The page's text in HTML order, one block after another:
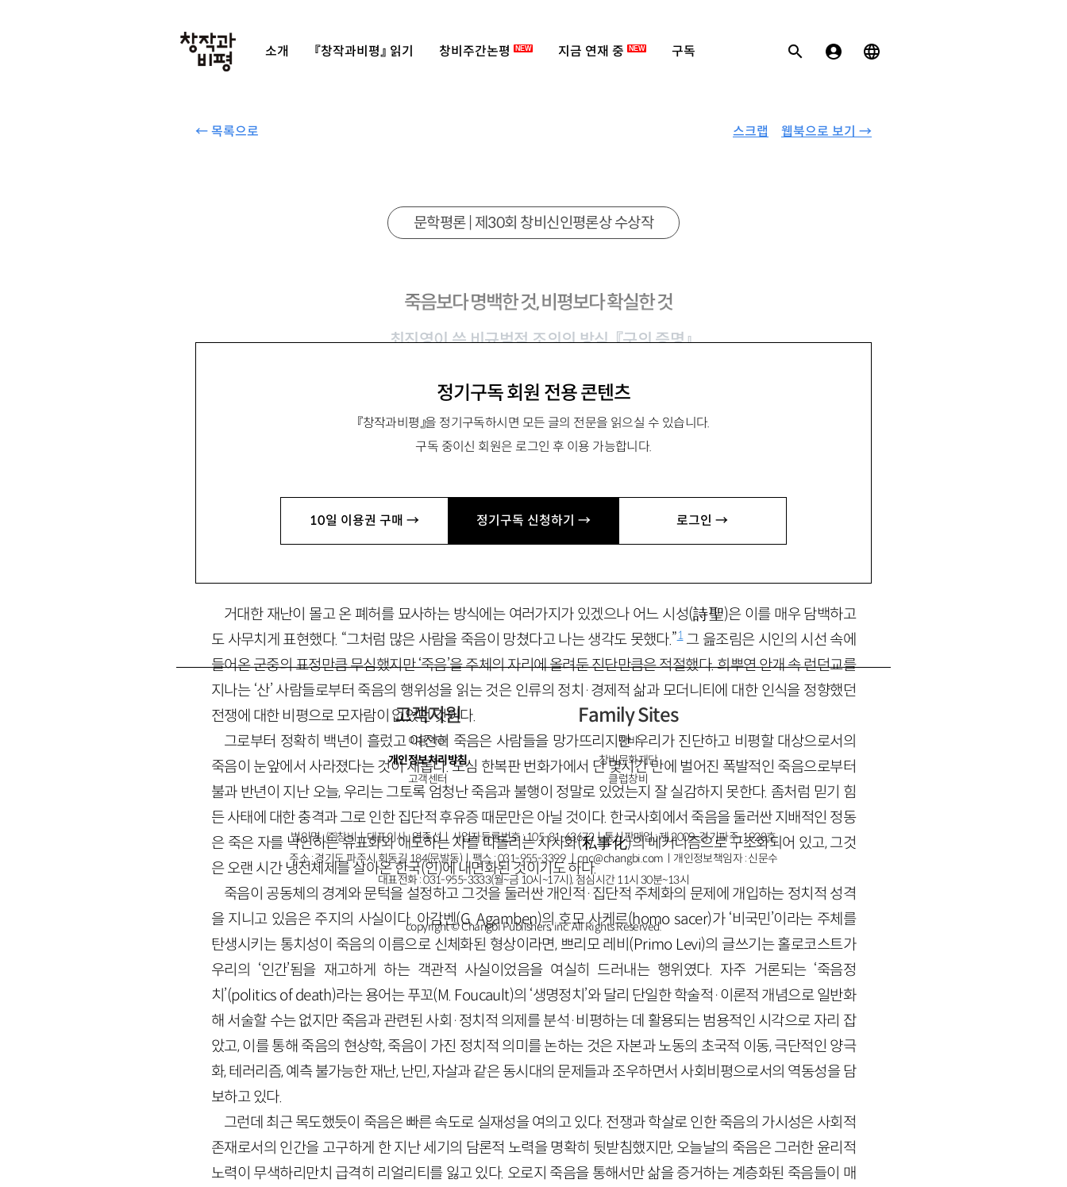
소개 『창작과비평』 읽기 창비주간논평 NEW 지금 연재 중 NEW 구독
← 목록으로 웹북으로 보기 →
스크랩
정기구독 회원 전용 콘텐츠
『창작과비평』을 정기구독하시면 모든 글의 전문을 읽으실 수 있습니다.
구독 중이신 회원은 로그인 후 이용 가능합니다.
10일 이용권 구매 → 정기구독 신청하기 → 로그인 →
문학평론 | 제30회 창비신인평론상 수상작
죽음보다 명백한 것, 비평보다 확실한 것
최진영이 쓴 비규범적 조의의 방식, 『구의 증명』
거대한 재난이 몰고 온 폐허를 묘사하는 방식에는 여러가지가 있겠으나 어느 시성(詩聖)은 이를 매우 담백하고
도 사무치게 표현했다. “그처럼 많은 사람을 죽음이 망쳤다고 나는 생각도 못했다.”1그 읊조림은 시인의 시선 속에
들어온 군중의 표정만큼 무심했지만 ‘죽음’을 주체의 자리에 올려둔 진단만큼은 적절했다. 희뿌연 안개 속 런던교를
지나는 ‘산’ 사람들로부터 죽음의 행위성을 읽는 것은 인류의 정치·경제적 삶과 모더니티에 대한 인식을 정향했던
전쟁에 대한 비평으로 모자람이 없었던 것이다.
그로부터 정확히 백년이 흘렀고 여전히 죽음은 사람들을 망가뜨리지만 우리가 진단하고 비평할 대상으로서의
죽음이 눈앞에서 사라졌다는 것이 새롭다. 도심 한복판 번화가에서 단 몇시간 만에 벌어진 폭발적인 죽음으로부터
불과 반년이 지난 오늘, 우리는 그토록 엄청난 죽음과 불행이 정말로 있었는지 잘 실감하지 못한다. 좀처럼 믿기 힘
든 사태에 대한 충격과 그로 인한 집단적 후유증 때문만은 아닐 것이다. 한국사회에서 죽음을 둘러싼 지배적인 정동
은 죽은 자를 낙인하는 유표화와 애도하는 자를 따돌리는 사사화(私事化)의 메커니즘으로 구조화되어 있고, 그것
은 오랜 시간 냉전체제를 살아온 한국(인)에 내면화된 것이기도 하다.
죽음이 공동체의 경계와 문턱을 설정하고 그것을 둘러싼 개인적·집단적 주체화의 문제에 개입하는 정치적 성격
을 지니고 있음은 주지의 사실이다. 아감벤(G. Agamben)의 호모 사케르(homo sacer)가 ‘비국민’이라는 주체를
탄생시키는 통치성이 죽음의 이름으로 신체화된 형상이라면, 쁘리모 레비(Primo Levi)의 글쓰기는 홀로코스트가
우리의 ‘인간’됨을 재고하게 하는 객관적 사실이었음을 여실히 드러내는 행위였다. 자주 거론되는 ‘죽음정
치’(politics of death)라는 용어는 푸꼬(M. Foucault)의 ‘생명정치’와 달리 단일한 학술적·이론적 개념으로 일반화
해 서술할 수는 없지만 죽음과 관련된 사회·정치적 의제를 분석·비평하는 데 활용되는 범용적인 시각으로 자리 잡
았고, 이를 통해 죽음의 현상학, 죽음이 가진 정치적 의미를 논하는 것은 자본과 노동의 초국적 이동, 극단적인 양극
화, 테러리즘, 예측 불가능한 재난, 난민, 자살과 같은 동시대의 문제들과 조우하면서 사회비평으로서의 역동성을 담
보하고 있다.
그런데 최근 목도했듯이 죽음은 빠른 속도로 실재성을 여의고 있다. 전쟁과 학살로 인한 죽음의 가시성은 사회적
존재로서의 인간을 고구하게 한 지난 세기의 담론적 노력을 명확히 뒷받침했지만, 오늘날의 죽음은 그러한 윤리적
노력이 무색하리만치 급격히 리얼리티를 잃고 있다. 오로지 죽음을 통해서만 삶을 증거하는 계층화된 죽음들이 매
고객지원
이용약관
개인정보처리방침
고객센터
Family Sites
창비
창비문화재단
클럽창비
법인명 : ㈜창비ㅣ대표이사 : 염종선ㅣ사업자등록번호 : 105-81-63672ㅣ통신판매업 : 제 2009-경기파주-1928호
주소 : 경기도 파주시 회동길 184(문발동)ㅣ팩스 : 031-955-3399 ㅣcnc@changbi.com ㅣ개인정보책임자 : 신문수
대표전화 : 031-955-3333(월~금 10시~17시), 점심시간 11시 30분~13시
copyright © Changbi Publishers, inc. All Rights Reserved.